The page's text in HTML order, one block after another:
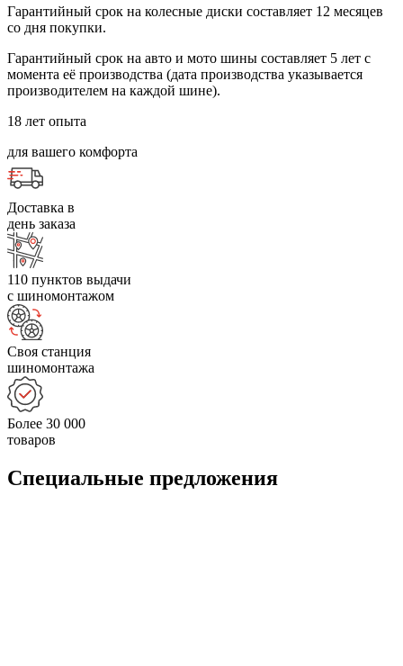
Гарантийный срок на колесные диски составляет 12 месяцев
со дня покупки.
Гарантийный срок на авто и мото шины составляет 5 лет с
момента её производства (дата производства указывается
производителем на каждой шине).
18 лет опыта
для вашего комфорта
Доставка в
день заказа
110 пунктов выдачи
с шиномонтажом
Своя станция
шиномонтажа
Более 30 000
товаров
Специальные предложения